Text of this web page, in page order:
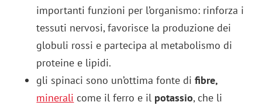
importanti funzioni per l’organismo: rinforza i
tessuti nervosi, favorisce la produzione dei
globuli rossi e partecipa al metabolismo di
proteine e lipidi.
gli spinaci sono un’ottima fonte difibre,
minerali come il ferro e il potassio, che li